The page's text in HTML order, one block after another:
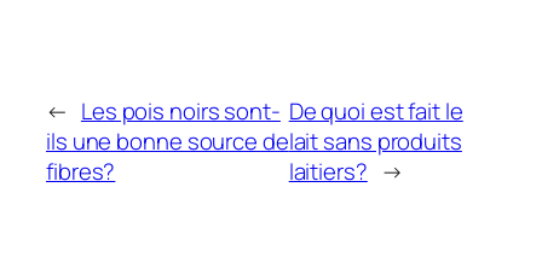
← Les pois noirs sont-
ils une bonne source de
fibres?
De quoi est fait le
lait sans produits
laitiers? →